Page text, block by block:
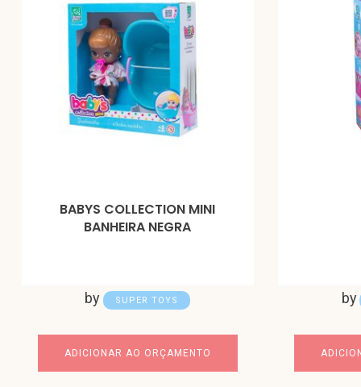
BABYS COLLECTION MINI
BANHEIRA NEGRA
by SUPER TOYS
ADICIONAR AO ORÇAMENTO
by